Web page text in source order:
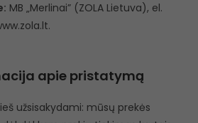
MB „Merlinai” (ZOLA Lietuva), el.
apie pristatymą
užsisakydami: mūsų prekės